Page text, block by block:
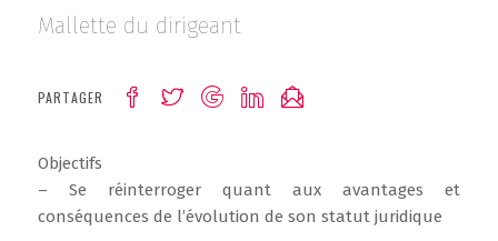
Mallette du dirigeant
PARTAGER
Objectifs
– Se réinterroger quant aux avantages et
conséquences de l’évolution de son statut juridique